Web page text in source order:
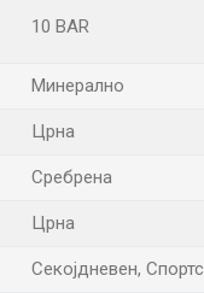
10 BAR
Минерално
Црна
Сребрена
Црна
Секојдневен,